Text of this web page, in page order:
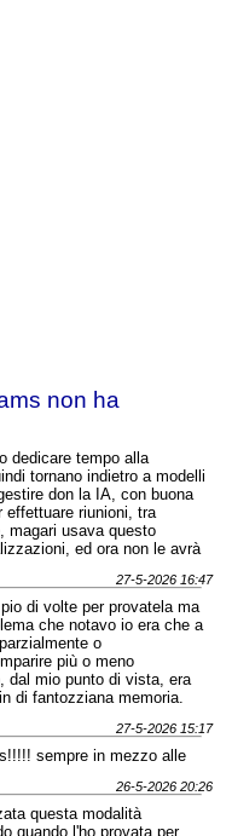
non ha
dedicare tempo alla
tornano indietro a modelli
don la IA, con buona
effettuare riunioni, tra
magari usava questo
ed ora non le avrà
27-5-2026 16:47
di volte per provatela ma
che notavo io era che a
o
più o meno
dal mio punto di vista, era
di fantozziana memoria.
27-5-2026 15:17
sempre in mezzo alle
26-5-2026 20:26
questa modalità
quando l'ho provata per